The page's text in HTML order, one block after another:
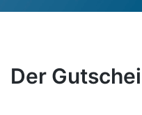
Der